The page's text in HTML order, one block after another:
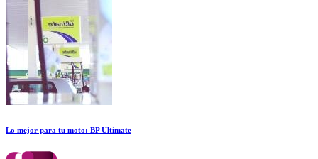
Lo mejor para tu moto: BP Ultimate